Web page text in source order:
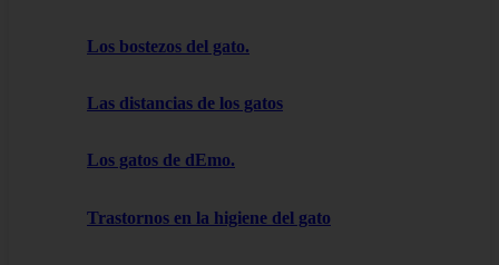
Los bostezos del gato.
Las distancias de los gatos
Los gatos de dEmo.
Trastornos en la higiene del gato